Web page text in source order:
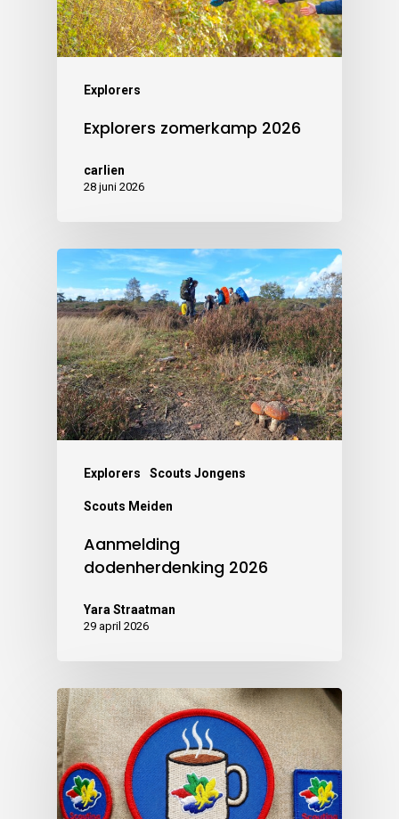
Explorers
Explorers zomerkamp 2026
carlien
28 juni 2026
Explorers Scouts Jongens
Scouts Meiden
Aanmelding
dodenherdenking 2026
Yara Straatman
29 april 2026